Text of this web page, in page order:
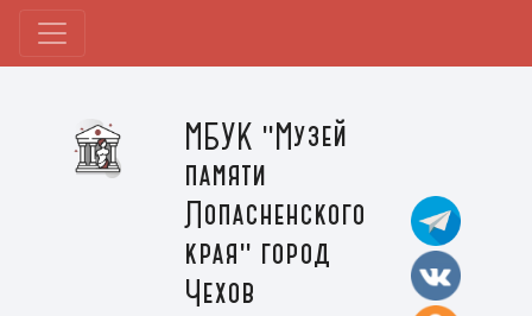
МБУК "Музей
памяти
Лопасненского
края" город
Чехов